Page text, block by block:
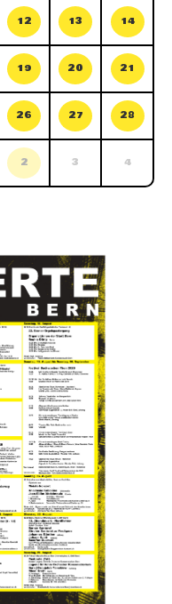
12 13 14
19 20 21
26 27 28
2 3 4